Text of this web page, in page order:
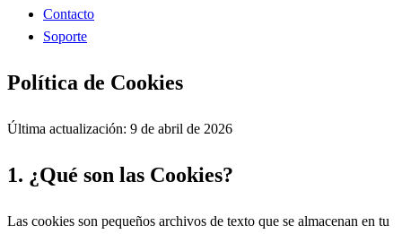
Contacto
Soporte
Política de Cookies
Última actualización: 9 de abril de 2026
1. ¿Qué son las Cookies?
Las cookies son pequeños archivos de texto que se almacenan en tu